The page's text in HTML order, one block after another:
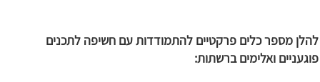
להלן מספר כלים פרקטיים להתמודדות עם חשיפה לתכנים
פוגעניים ואלימים ברשתות: